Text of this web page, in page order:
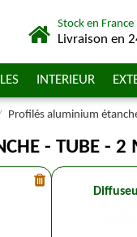
Stock en France
Livraison en
INTERIEUR
Profilés aluminium
- TUBE - 2